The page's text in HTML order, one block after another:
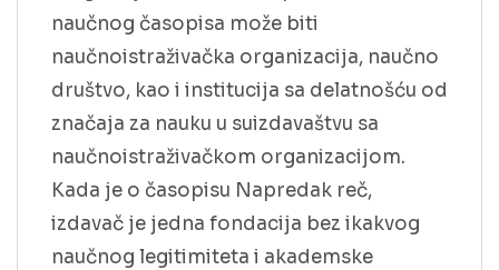
naučnog časopisa može biti
naučnoistraživačka organizacija, naučno
društvo, kao i institucija sa delatnošću od
značaja za nauku u suizdavaštvu sa
naučnoistraživačkom organizacijom.
Kada je o časopisu Napredak reč,
izdavač je jedna fondacija bez ikakvog
naučnog legitimiteta i akademske